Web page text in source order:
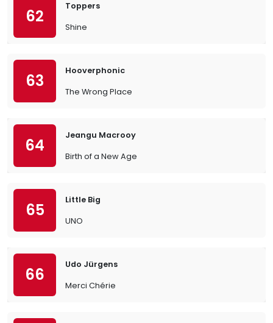
62
Toppers
Shine
63
Hooverphonic
The Wrong Place
64
Jeangu Macrooy
Birth of a New Age
65
Little Big
UNO
66
Udo Jürgens
Merci Chérie